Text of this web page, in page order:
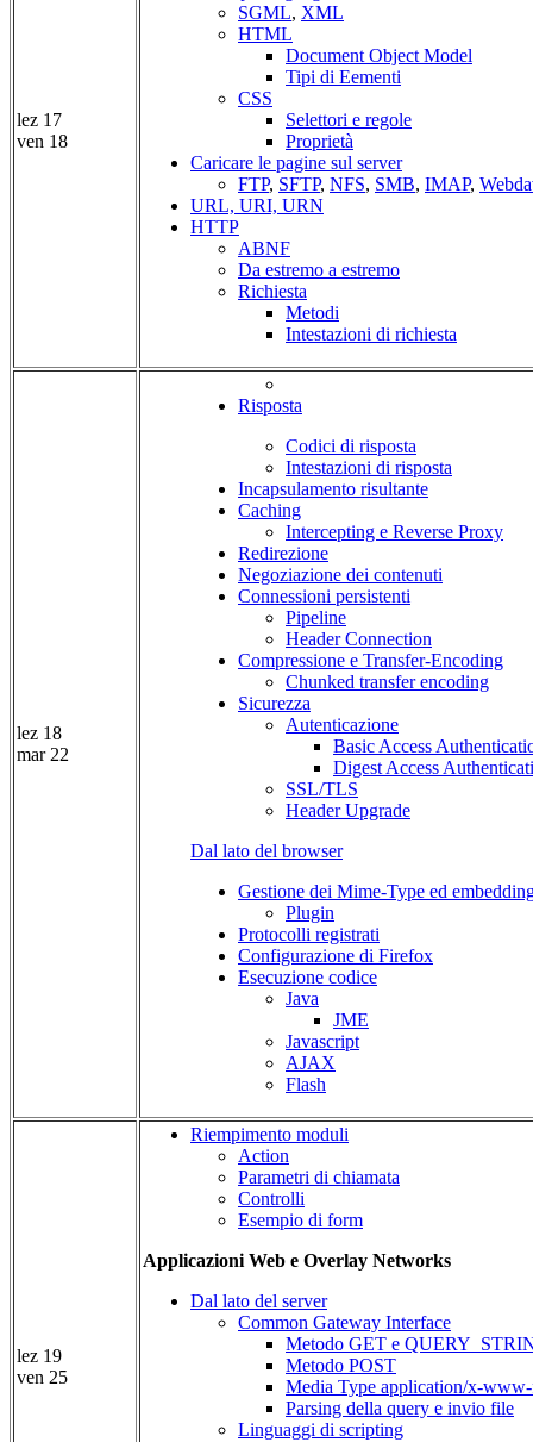
lez 17
ven 18
SGML, XML
HTML
Document Object Model
Tipi di Eementi
CSS
Selettori e regole
Proprietà
Caricare le pagine sul server
FTP, SFTP, NFS, SMB, IMAP,
URL, URI, URN
HTTP
ABNF
Da estremo a estremo
Richiesta
Metodi
Intestazioni di richiesta
lez 18
mar 22
Risposta
Codici di risposta
Intestazioni di risposta
Incapsulamento risultante
Caching
Intercepting e Reverse Proxy
Redirezione
Negoziazione dei contenuti
Connessioni persistenti
Pipeline
Header Connection
Compressione e Transfer-Encoding
Chunked transfer encoding
Sicurezza
Autenticazione
Basic Access
Digest Access
SSL/TLS
Header Upgrade
Dal lato del browser
Gestione dei Mime-Type ed
Plugin
Protocolli registrati
Configurazione di Firefox
Esecuzione codice
Java
JME
Javascript
AJAX
Flash
lez 19
ven 25
Riempimento moduli
Action
Parametri di chiamata
Controlli
Esempio di form
Applicazioni Web e Overlay Networks
Dal lato del server
Common Gateway Interface
Metodo GET e
Metodo POST
Media Type application/x-
Parsing della query e invio file
Linguaggi di scripting